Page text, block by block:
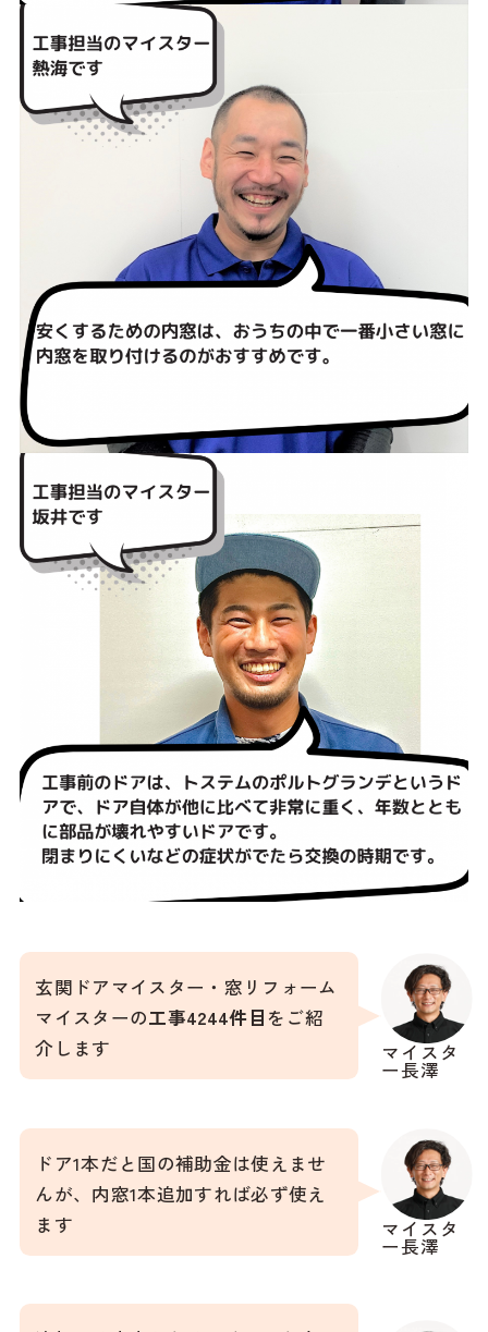
マイスタ
ー長澤
玄関ドアマイスター・窓リフォーム
マイスターの工事4244件目をご紹
介します
マイスタ
ー長澤
ドア1本だと国の補助金は使えませ
んが、内窓1本追加すれば必ず使え
ます